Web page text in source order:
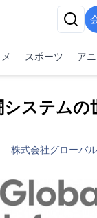
スポーツ ア
ステムの
株式会社グローバ